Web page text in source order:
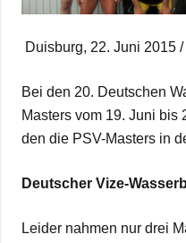
Duis­burg, 22. Juni 2015 /​
Bei den 20. Deut­schen
Mas­ters vom 19. Juni
den die PSV-Mas­ters in
Deut­scher Vize-
Lei­der nah­men nur drei